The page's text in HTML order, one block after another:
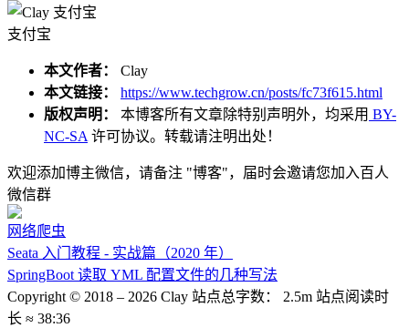
支付宝
本文作者：
Clay
本文链接：
https://www.techgrow.cn/posts/fc73f615.html
版权声明：
本博客所有文章除特别声明外，均采用 BY-
NC-SA 许可协议。转载请注明出处！
欢迎添加博主微信，请备注 "博客"，届时会邀请您加入百人
微信群
网络爬虫
Seata 入门教程 - 实战篇（2020 年）
SpringBoot 读取 YML 配置文件的几种写法
Copyright © 2018 – 2026 Clay 站点总字数： 2.5m 站点阅读时
长 ≈ 38:36